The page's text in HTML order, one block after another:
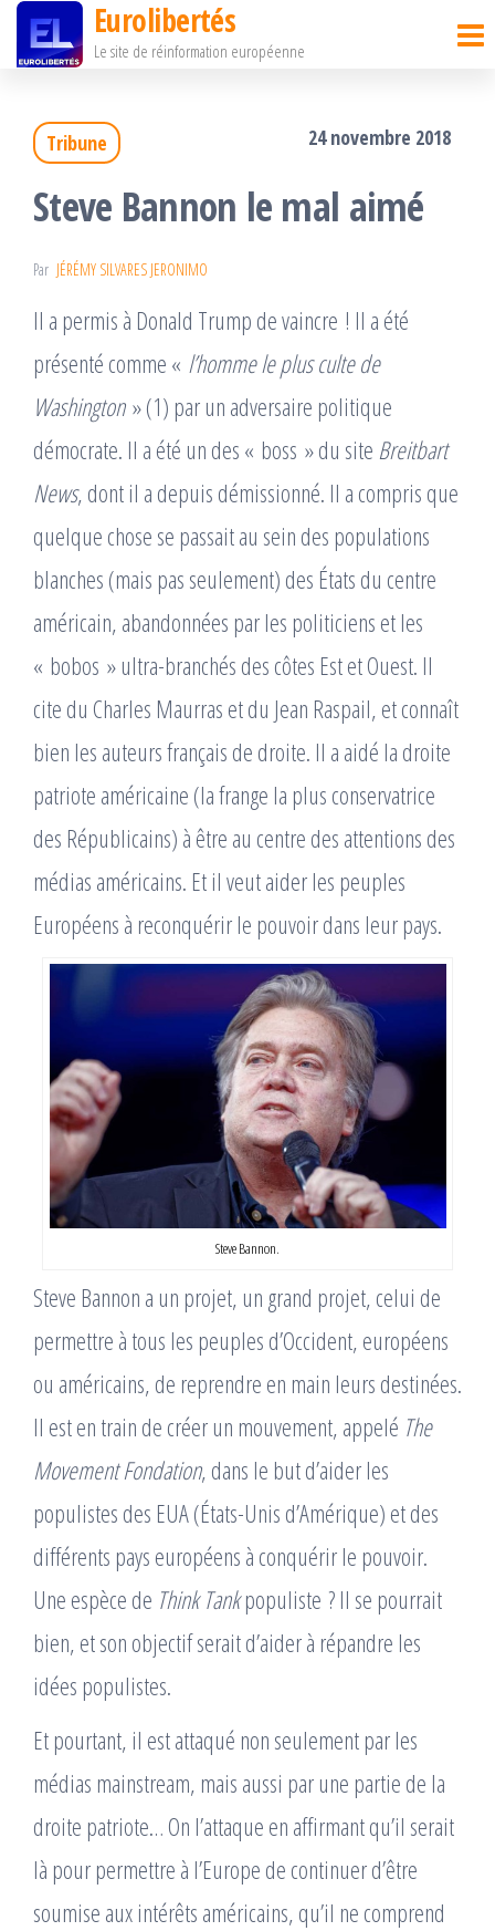
Passer
Eurolibertés
Le site de réinformation européenne
Tribune 24 novembre 2018
Steve Bannon le mal aimé
Par JÉRÉMY SILVARES JERONIMO
Il a permis à Donald Trump de vaincre ! Il a été
présenté comme « l’homme le plus culte de
Washington » (1) par un adversaire politique
démocrate. Il a été un des « boss » du site Breitbart
News, dont il a depuis démissionné. Il a compris que
quelque chose se passait au sein des populations
blanches (mais pas seulement) des États du centre
américain, abandonnées par les politiciens et les
« bobos » ultra-branchés des côtes Est et Ouest. Il
cite du Charles Maurras et du Jean Raspail, et connaît
bien les auteurs français de droite. Il a aidé la droite
patriote américaine (la frange la plus conservatrice
des Républicains) à être au centre des attentions des
médias américains. Et il veut aider les peuples
Européens à reconquérir le pouvoir dans leur pays.
Steve Bannon.
Steve Bannon a un projet, un grand projet, celui de
permettre à tous les peuples d’Occident, européens
ou américains, de reprendre en main leurs destinées.
Il est en train de créer un mouvement, appelé The
Movement Fondation, dans le but d’aider les
populistes des EUA (États-Unis d’Amérique) et des
différents pays européens à conquérir le pouvoir.
Une espèce de Think Tankpopuliste ? Il se pourrait
bien, et son objectif serait d’aider à répandre les
idées populistes.
Et pourtant, il est attaqué non seulement par les
médias mainstream, mais aussi par une partie de la
droite patriote… On l’attaque en affirmant qu’il serait
là pour permettre à l’Europe de continuer d’être
soumise aux intérêts américains, qu’il ne comprend